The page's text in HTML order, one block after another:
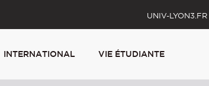
UNIV-LYON3.FR
INTERNATIONAL VIE ÉTUDIANTE